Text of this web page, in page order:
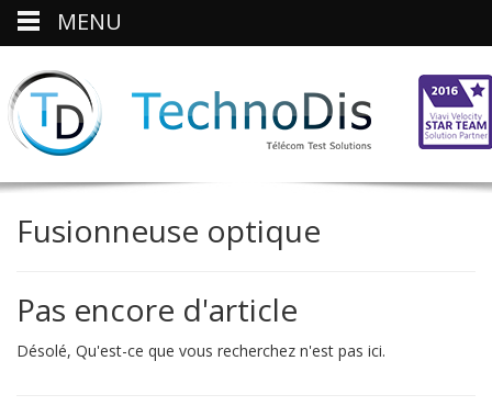
Fusionneuse optique
Pas encore d'article
Désolé, Qu'est-ce que vous recherchez n'est pas ici.
MENU